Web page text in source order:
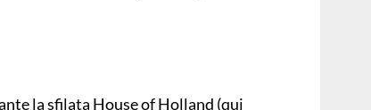
la sfilata House of Holland (qui